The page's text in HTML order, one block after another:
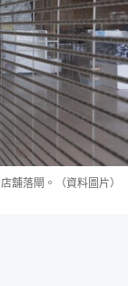
舖落閘。（資料圖片）